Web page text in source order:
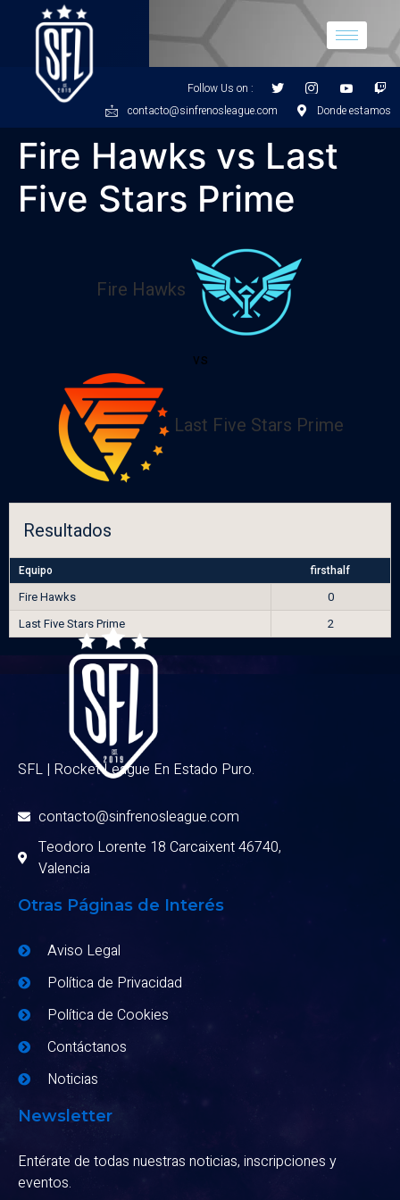
Follow Us on :
contacto@sinfrenosleague.com
Donde estamos
Fire Hawks vs Last
Five Stars Prime
Fire Hawks
vs
Last Five Stars Prime
Resultados
Equipo firsthalf
Fire Hawks
0
Last Five Stars Prime
2
SFL | Rocket League En Estado Puro.
contacto@sinfrenosleague.com
Teodoro Lorente 18 Carcaixent 46740,
Valencia
Otras Páginas de Interés
Aviso Legal
Política de Privacidad
Política de Cookies
Contáctanos
Noticias
Newsletter
Entérate de todas nuestras noticias, inscripciones y
eventos.